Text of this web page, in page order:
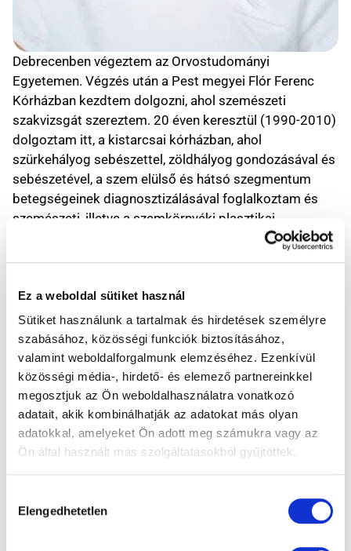
Ez a weboldal sütiket használ
Sütiket használunk a tartalmak és hirdetések személyre
szabásához, közösségi funkciók biztosításához,
valamint weboldalforgalmunk elemzéséhez. Ezenkívül
közösségi média-, hirdető- és elemező partnereinkkel
megosztjuk az Ön weboldalhasználatra vonatkozó
adatait, akik kombinálhatják az adatokat más olyan
adatokkal, amelyeket Ön adott meg számukra vagy az
Ön által használt más szolgáltatásokból gyűjtöttek.
kiválasztása
Elengedhetetlen
Debrecenben végeztem az Orvostudományi
Egyetemen. Végzés után a Pest megyei Flór Ferenc
Kórházban kezdtem dolgozni, ahol szemészeti
szakvizsgát szereztem. 20 éven keresztül (1990-2010)
dolgoztam itt, a kistarcsai kórházban, ahol
szürkehályog sebészettel, zöldhályog gondozásával és
sebészetével, a szem elülső és hátsó szegmentum
betegségeinek diagnosztizálásával foglalkoztam és
szemészeti, illetve a szemkörnyéki plasztikai
műtéteket és könnycsatorna helyreállító műtéteket
Látásjavító Központban, ahol többféle refraktív (a
rövidlátás, távollátás, ill. astigmia, más néven
szemtengelyferdülés) célú látásjavító lézerkezeléseket
végzek: mint a PRK, a kétlézeres Femto-Lasik, Femto-
Lasik HD, Femto-Lasik LBV, VISUMAX, VISUMAX HD és
VISUMAX LBV – (LBV: presbyopia, vagyis lézeres
olvasószemüveg) kezelések. A lézeres szemműtétek
mellett klinikánkon a szaruhártya speciális degeneratív
betegségének, a keratoconusnak a diagnosztikájával
és a kezelésével is foglalkozom (CXL – cornealis cross
Több évtizedes szakmai pályafutásom fontos